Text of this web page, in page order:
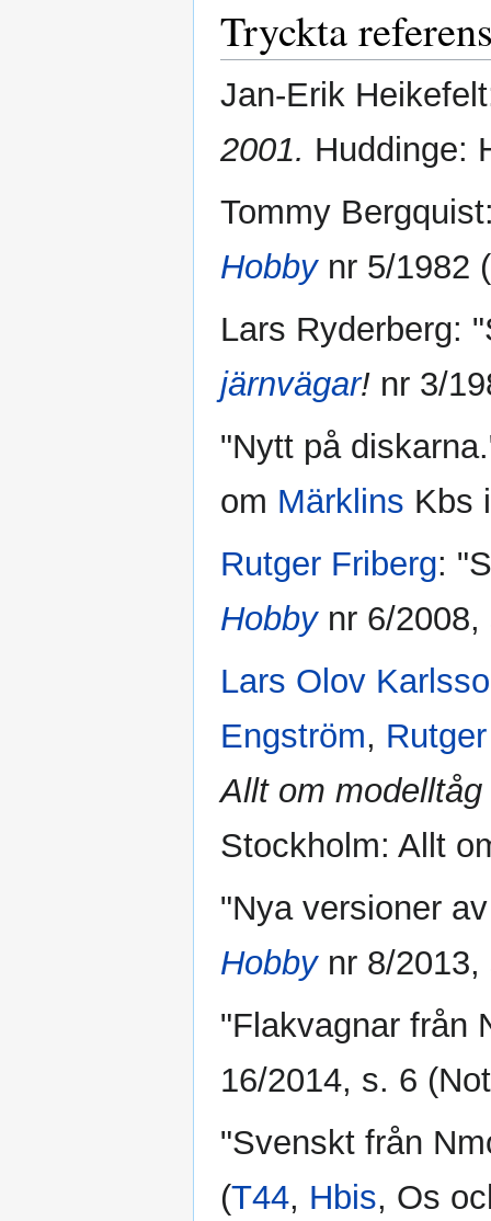
Tryckta
Jan-Erik
2001. Huddinge:
Tommy
Hobbynr 5/1982 (
Lars Ryderberg:
järnvägar! nr 3/
"Nytt på
om Märklins Kbs
Rutger Friberg:
Hobbynr 6/2008,
Lars Olov
Engström,
Allt om
Stockholm: Allt
"Nya versioner
Hobbynr 8/2013,
"Flakvagnar från
16/2014, s. 6
"Svenskt från
(T44, Hbis, Os